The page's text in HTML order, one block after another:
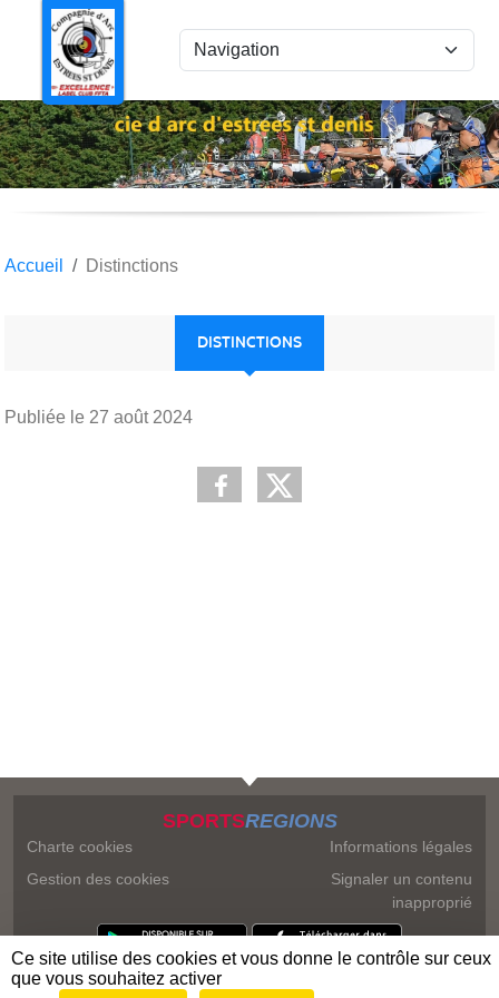
Accueil Distinctions
DISTINCTIONS
Publiée le 27 août 2024
SPORTSREGIONS
Charte cookies
Gestion des cookies
Informations légales
Signaler un contenu
inapproprié
Panneau de gestion des cookies
Ce site utilise des cookies et vous donne le contrôle sur ceux
que vous souhaitez activer